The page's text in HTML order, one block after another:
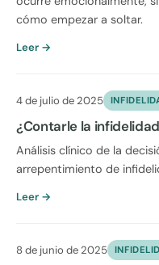
cómo empezar a soltar.
Leer →
4 de julio de 2025
¿Contarle la
Análisis clínico de la
arrepentimiento de
Leer →
8 de junio de 2025